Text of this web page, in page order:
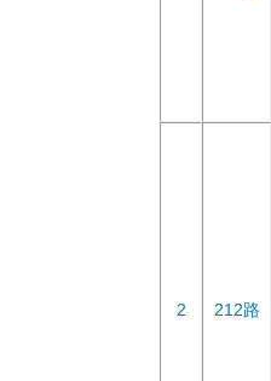
2 212路